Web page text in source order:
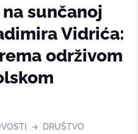
sunčanoj
Vidrića:
održivom
DRUŠTVO